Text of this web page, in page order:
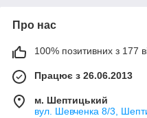
Про нас
100% позитивних з 177
Працює з 26.06.2013
м. Шептицький
вул. Шевченка 8/3,